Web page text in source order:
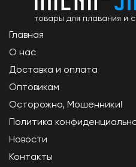
товары для плавания и
Главная
О нас
Доставка и оплата
Оптовикам
Осторожно, Мошенники!
Политика
Новости
Контакты